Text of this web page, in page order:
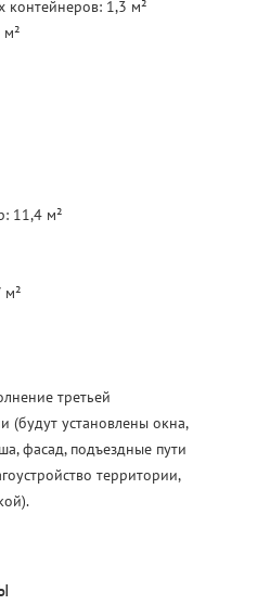
контейнеров: 1,3 м²
11,4 м²
м²
третьей
(будут установлены окна,
фасад, подъездные пути
территории,